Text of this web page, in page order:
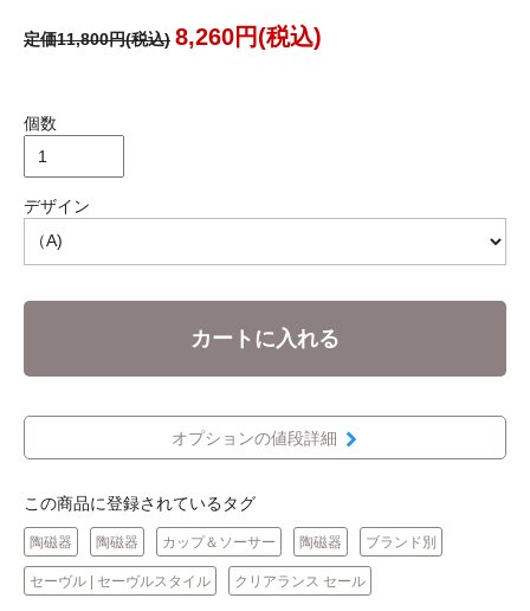
定価11,800円(税込) 8,260円(税込)
個数
デザイン
カートに入れる
オプションの値段詳細
この商品に登録されているタグ
陶磁器 陶磁器 カップ＆ソーサー 陶磁器 ブランド別
セーヴル | セーヴルスタイル クリアランス セール